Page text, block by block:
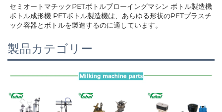
セミオートマチックPETボトルブローイングマシン ボトル製造機
ボトル成形機 PETボトル製造機は、あらゆる形状のPETプラスチ
ック容器とボトルを製造するのに適しています。
製品カテゴリー